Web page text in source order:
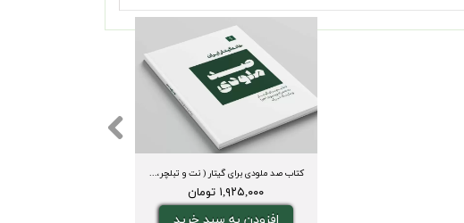
کتاب صد ملودی برای گیتار ( نت و تبلچر، آکورد، ویدیوی اجرا و بکینگ ترک)
۱,۹۲۵,۰۰۰ تومان